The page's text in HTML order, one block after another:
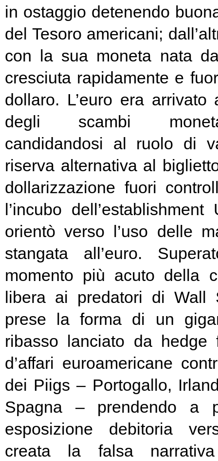
in ostaggio detenendo
del Tesoro americani;
con la sua moneta nata
cresciuta rapidamente e
dollaro. L’euro era
degli scambi
candidandosi al ruolo di
riserva alternativa al
dollarizzazione fuori
l’incubo
orientò verso l’uso delle
stangata all’euro.
momento più acuto della
libera ai predatori di Wall
prese la forma di un
ribasso lanciato da hedge
d’affari euroamericane
dei Piigs – Portogallo,
Spagna – prendendo a
esposizione debitoria
creata la falsa narrativa